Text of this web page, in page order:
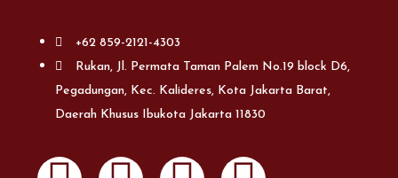
+62 859-2121-4303
Rukan, Jl. Permata Taman Palem No.19 block D6,
Pegadungan, Kec. Kalideres, Kota Jakarta Barat,
Daerah Khusus Ibukota Jakarta 11830